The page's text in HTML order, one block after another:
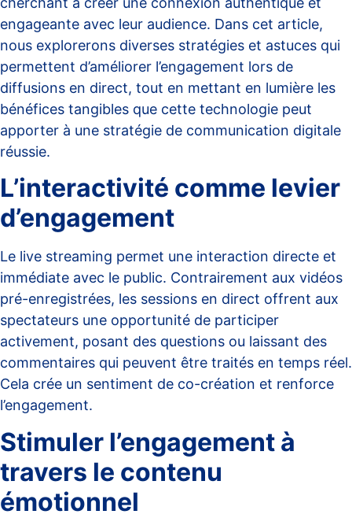
engageante avec leur audience. Dans cet article,
nous explorerons diverses stratégies et astuces qui
permettent d’améliorer l’engagement lors de
diffusions en direct, tout en mettant en lumière les
bénéfices tangibles que cette technologie peut
apporter à une stratégie de communication digitale
réussie.
L’interactivité comme levier
d’engagement
Le live streaming permet une interaction directe et
immédiate avec le public. Contrairement aux vidéos
pré-enregistrées, les sessions en direct offrent aux
spectateurs une opportunité de participer
activement, posant des questions ou laissant des
commentaires qui peuvent être traités en temps réel.
Cela crée un sentiment de co-création et renforce
l’engagement.
Stimuler l’engagement à
travers le contenu
émotionnel